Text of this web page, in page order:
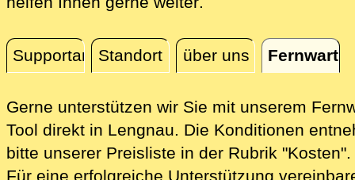
SupportanfrageStandort über uns
Fernwartung
Gerne unterstützen wir Sie mit unserem
Tool direkt in Lengnau. Die Konditionen
bitte unserer Preisliste in der Rubrik "Kosten".
Für eine erfolgreiche Unterstützung